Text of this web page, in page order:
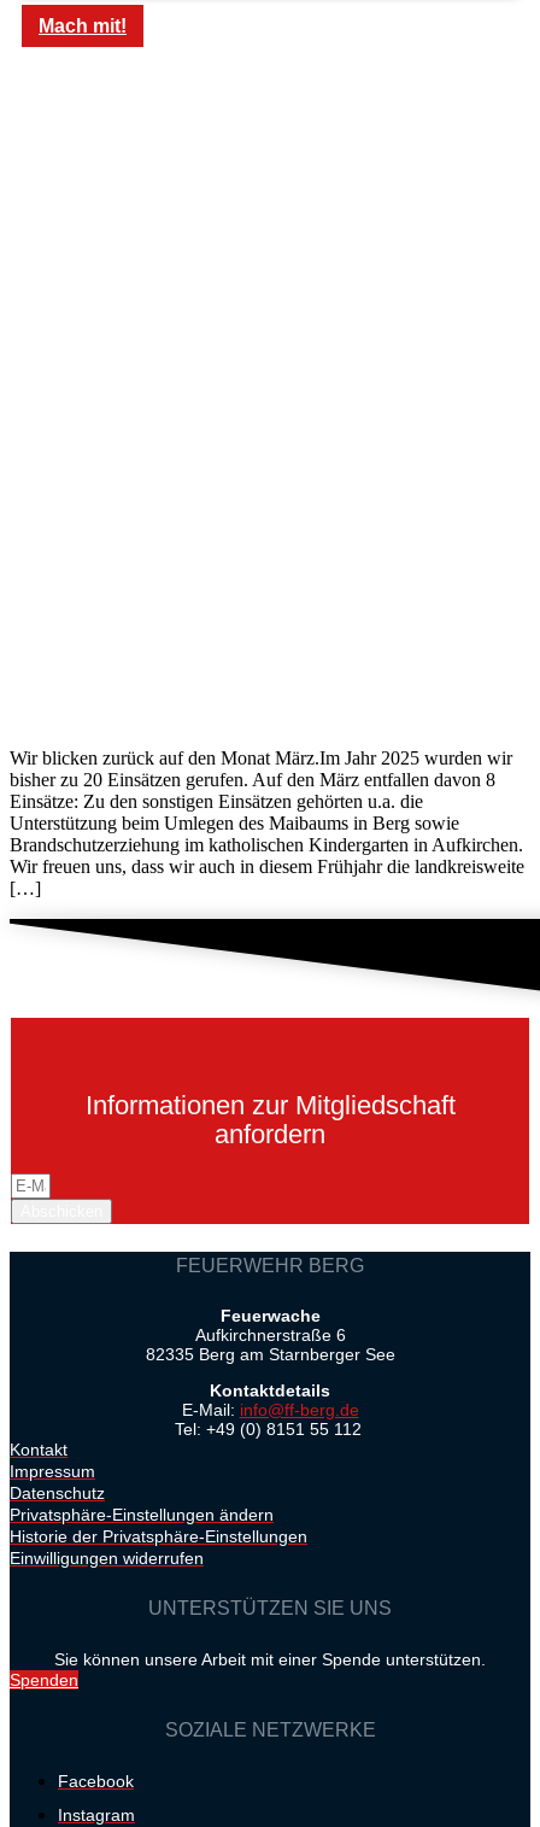
Mach mit!
Wir blicken zurück auf den Monat März.Im Jahr 2025 wurden wir
bisher zu 20 Einsätzen gerufen. Auf den März entfallen davon 8
Einsätze: Zu den sonstigen Einsätzen gehörten u.a. die
Unterstützung beim Umlegen des Maibaums in Berg sowie
Brandschutzerziehung im katholischen Kindergarten in Aufkirchen.
Wir freuen uns, dass wir auch in diesem Frühjahr die landkreisweite
[…]
Informationen zur Mitgliedschaft
anfordern
FEUERWEHR BERG
Feuerwache
Aufkirchnerstraße 6
82335 Berg am Starnberger See
Kontaktdetails
E-Mail: info@ff-berg.de
Tel: +49 (0) 8151 55 112
Kontakt
Impressum
Datenschutz
Privatsphäre-Einstellungen ändern
Historie der Privatsphäre-Einstellungen
Einwilligungen widerrufen
UNTERSTÜTZEN SIE UNS
Sie können unsere Arbeit mit einer Spende unterstützen.
Spenden
SOZIALE NETZWERKE
Facebook
Instagram